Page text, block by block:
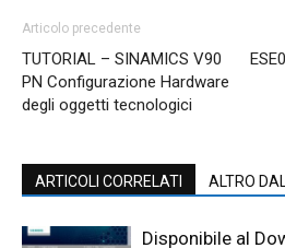
Articolo precedente
TUTORIAL – SINAMICS V90
PN Configurazione Hardware
degli oggetti tecnologici
ARTICOLI CORRELATI ALTRO
Disponibile al